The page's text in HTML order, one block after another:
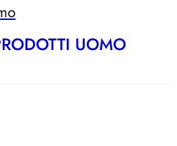
UOMO